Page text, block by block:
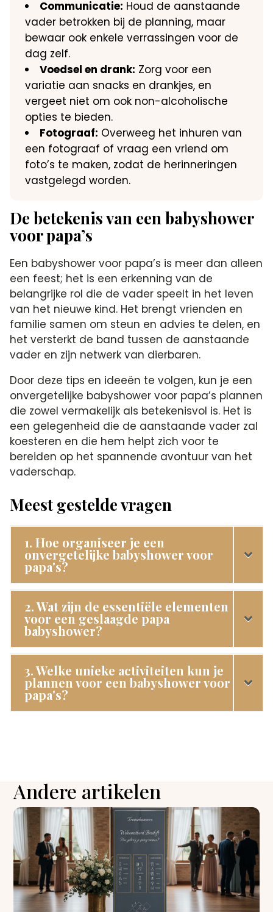
Communicatie: Houd de aanstaande
vader betrokken bij de planning, maar
bewaar ook enkele verrassingen voor de
dag zelf.​
Voedsel en drank: Zorg voor een
variatie aan snacks en drankjes, en
vergeet niet om ook non-alcoholische
opties te bieden.​
Fotograaf: Overweeg het inhuren van
een fotograaf of vraag een vriend om
foto’s te maken, zodat de herinneringen
vastgelegd worden.​
De betekenis van een babyshower
voor papa’s
Een babyshower voor papa’s is meer dan alleen
een feest; het is een erkenning van de
belangrijke rol die de vader speelt in het leven
van het nieuwe kind.​ Het brengt vrienden en
familie samen om steun en advies te delen, en
het versterkt de band tussen de aanstaande
vader en zijn netwerk van dierbaren.​
Door deze tips en ideeën te volgen, kun je een
onvergetelijke babyshower voor papa’s plannen
die zowel vermakelijk als betekenisvol is.​ Het is
een gelegenheid die de aanstaande vader zal
koesteren en die hem helpt zich voor te
bereiden op het spannende avontuur van het
vaderschap.​
Meest gestelde vragen
1. Hoe organiseer je een
onvergetelijke babyshower voor
papa's?
2. Wat zijn de essentiële elementen
voor een geslaagde papa
babyshower?
3. Welke unieke activiteiten kun je
plannen voor een babyshower voor
papa's?
Andere artikelen